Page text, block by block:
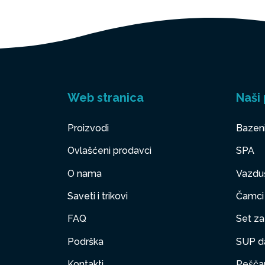
Web stranica
Proizvodi
Ovlašćeni prodavci
O nama
Saveti i trikovi
FAQ
Podrška
Naši
SPA
Čamci
Set
SUP